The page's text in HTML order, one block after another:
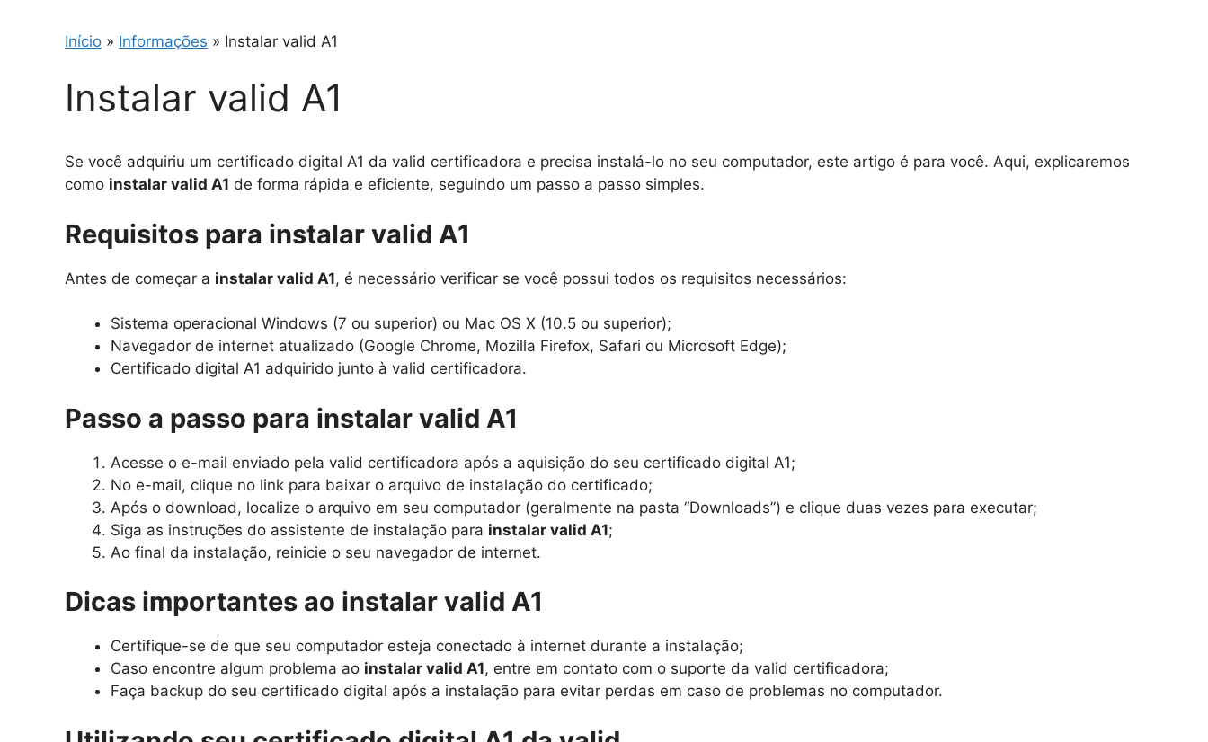
Início » Informações » Instalar valid A1
Instalar valid A1
Se você adquiriu um certificado digital A1 da valid certificadora e precisa instalá-lo no seu computador, este artigo é para você. Aqui, explicaremos
como instalar valid A1 de forma rápida e eficiente, seguindo um passo a passo simples.
Requisitos para instalar valid A1
Antes de começar a instalar valid A1, é necessário verificar se você possui todos os requisitos necessários:
Sistema operacional Windows (7 ou superior) ou Mac OS X (10.5 ou superior);
Navegador de internet atualizado (Google Chrome, Mozilla Firefox, Safari ou Microsoft Edge);
Certificado digital A1 adquirido junto à valid certificadora.
Passo a passo para instalar valid A1
Acesse o e-mail enviado pela valid certificadora após a aquisição do seu certificado digital A1;
No e-mail, clique no link para baixar o arquivo de instalação do certificado;
Após o download, localize o arquivo em seu computador (geralmente na pasta “Downloads”) e clique duas vezes para executar;
Siga as instruções do assistente de instalação para instalar valid A1;
Ao final da instalação, reinicie o seu navegador de internet.
Dicas importantes ao instalar valid A1
Certifique-se de que seu computador esteja conectado à internet durante a instalação;
Caso encontre algum problema ao instalar valid A1, entre em contato com o suporte da valid certificadora;
Faça backup do seu certificado digital após a instalação para evitar perdas em caso de problemas no computador.